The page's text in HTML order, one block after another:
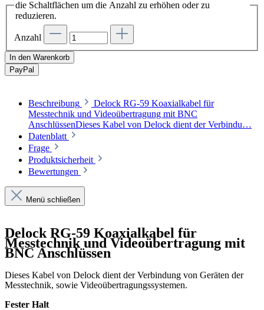
die Schaltflächen um die Anzahl zu erhöhen oder zu
reduzieren.
Anzahl
In den Warenkorb
PayPal
Beschreibung
Delock RG-59 Koaxialkabel für
Messtechnik und Videoübertragung mit BNC
AnschlüssenDieses Kabel von Delock dient der Verbindu…
Datenblatt
Frage
Produktsicherheit
Bewertungen
Menü schließen
Delock RG-59 Koaxialkabel für
Messtechnik und Videoübertragung mit
BNC Anschlüssen
Dieses Kabel von Delock dient der Verbindung von Geräten der
Messtechnik, sowie Videoübertragungssystemen.
Fester Halt